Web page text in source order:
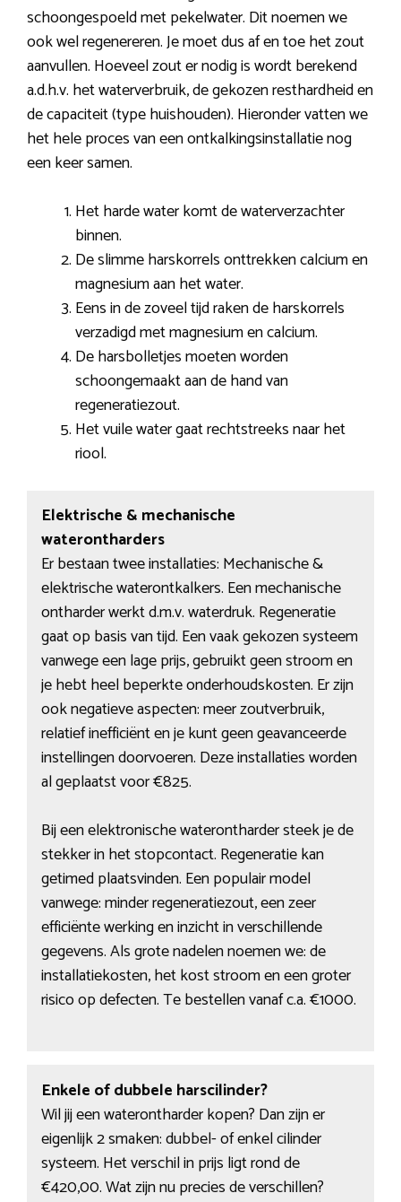
schoongespoeld met pekelwater. Dit noemen we
ook wel regenereren. Je moet dus af en toe het zout
aanvullen. Hoeveel zout er nodig is wordt berekend
a.d.h.v. het waterverbruik, de gekozen resthardheid en
de capaciteit (type huishouden). Hieronder vatten we
het hele proces van een ontkalkingsinstallatie nog
een keer samen.
Het harde water komt de waterverzachter
binnen.
De slimme harskorrels onttrekken calcium en
magnesium aan het water.
Eens in de zoveel tijd raken de harskorrels
verzadigd met magnesium en calcium.
De harsbolletjes moeten worden
schoongemaakt aan de hand van
regeneratiezout.
Het vuile water gaat rechtstreeks naar het
riool.
Elektrische & mechanische
waterontharders
Er bestaan twee installaties: Mechanische &
elektrische waterontkalkers. Een mechanische
ontharder werkt d.m.v. waterdruk. Regeneratie
gaat op basis van tijd. Een vaak gekozen systeem
vanwege een lage prijs, gebruikt geen stroom en
je hebt heel beperkte onderhoudskosten. Er zijn
ook negatieve aspecten: meer zoutverbruik,
relatief inefficiënt en je kunt geen geavanceerde
instellingen doorvoeren. Deze installaties worden
al geplaatst voor €825.
Bij een elektronische waterontharder steek je de
stekker in het stopcontact. Regeneratie kan
getimed plaatsvinden. Een populair model
vanwege: minder regeneratiezout, een zeer
efficiënte werking en inzicht in verschillende
gegevens. Als grote nadelen noemen we: de
installatiekosten, het kost stroom en een groter
risico op defecten. Te bestellen vanaf c.a. €1000.
Enkele of dubbele harscilinder?
Wil jij een waterontharder kopen? Dan zijn er
eigenlijk 2 smaken: dubbel- of enkel cilinder
systeem. Het verschil in prijs ligt rond de
€420,00. Wat zijn nu precies de verschillen?